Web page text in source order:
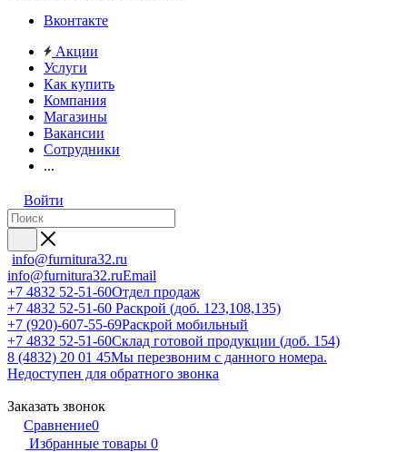
Вконтакте
Акции
Услуги
Как купить
Компания
Магазины
Вакансии
Сотрудники
...
Войти
info@furnitura32.ru
info@furnitura32.ruEmail
+7 4832 52-51-60Отдел продаж
+7 4832 52-51-60 Раскрой (доб. 123,108,135)
+7 (920)-607-55-69Раскрой мобильный
+7 4832 52-51-60Склад готовой продукции (доб. 154)
8 (4832) 20 01 45Мы перезвоним с данного номера.
Недоступен для обратного звонка
Заказать звонок
Сравнение0
Избранные товары 0